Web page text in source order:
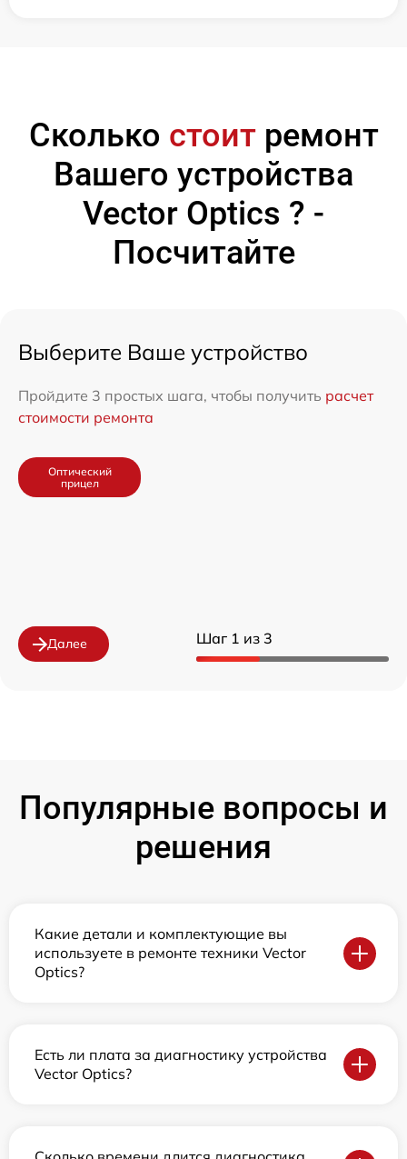
Сколько стоитремонт
Вашего устройства
Vector Optics ? -
Посчитайте
Шаг 1 из 3
Выберите Ваше устройство
Пройдите 3 простых шага, чтобы получить расчет
стоимости ремонта
Оптический
прицел
Далее
Популярные вопросы и
решения
Какие детали и комплектующие вы
используете в ремонте техники Vector
Optics?
Есть ли плата за диагностику устройства
Vector Optics?